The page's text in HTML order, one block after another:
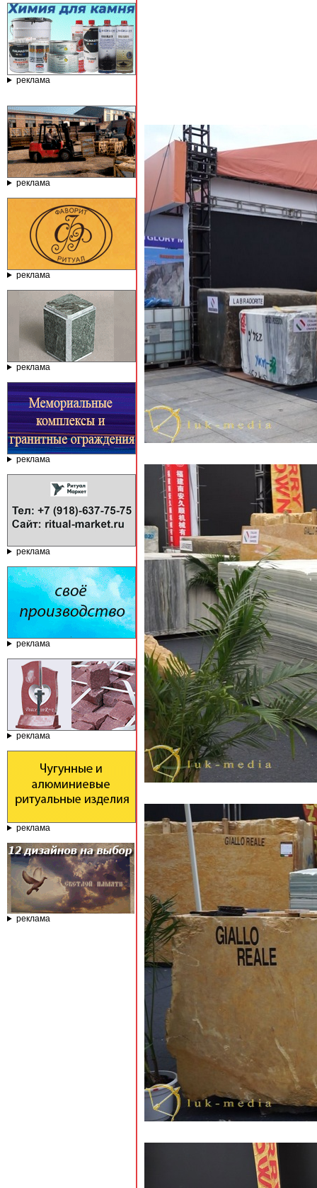
реклама
реклама
реклама
реклама
реклама
реклама
реклама
реклама
реклама
реклама